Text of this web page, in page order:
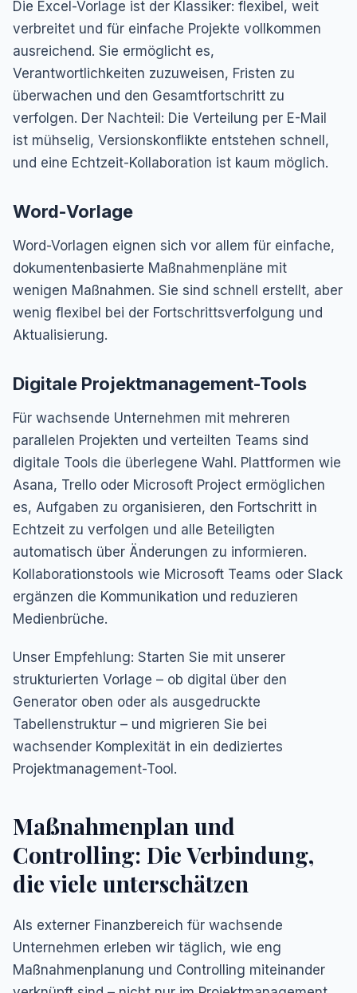
Die Excel-Vorlage ist der Klassiker: flexibel, weit
verbreitet und für einfache Projekte vollkommen
ausreichend. Sie ermöglicht es,
Verantwortlichkeiten zuzuweisen, Fristen zu
überwachen und den Gesamtfortschritt zu
verfolgen. Der Nachteil: Die Verteilung per E-Mail
ist mühselig, Versionskonflikte entstehen schnell,
und eine Echtzeit-Kollaboration ist kaum möglich.
Word-Vorlage
Word-Vorlagen eignen sich vor allem für einfache,
dokumentenbasierte Maßnahmenpläne mit
wenigen Maßnahmen. Sie sind schnell erstellt, aber
wenig flexibel bei der Fortschrittsverfolgung und
Aktualisierung.
Digitale Projektmanagement-Tools
Für wachsende Unternehmen mit mehreren
parallelen Projekten und verteilten Teams sind
digitale Tools die überlegene Wahl. Plattformen wie
Asana, Trello oder Microsoft Project ermöglichen
es, Aufgaben zu organisieren, den Fortschritt in
Echtzeit zu verfolgen und alle Beteiligten
automatisch über Änderungen zu informieren.
Kollaborationstools wie Microsoft Teams oder Slack
ergänzen die Kommunikation und reduzieren
Medienbrüche.
Unser Empfehlung: Starten Sie mit unserer
strukturierten Vorlage – ob digital über den
Generator oben oder als ausgedruckte
Tabellenstruktur – und migrieren Sie bei
wachsender Komplexität in ein dediziertes
Projektmanagement-Tool.
Maßnahmenplan und
Controlling: Die Verbindung,
die viele unterschätzen
Als externer Finanzbereich für wachsende
Unternehmen erleben wir täglich, wie eng
Maßnahmenplanung und Controlling miteinander